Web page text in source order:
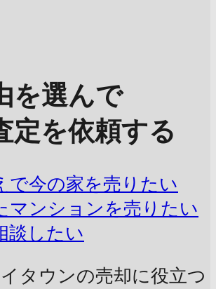
を選んで
定を依頼する
で今の家を売りたい
マンションを売りたい
談したい
タウンの売却に役立つ